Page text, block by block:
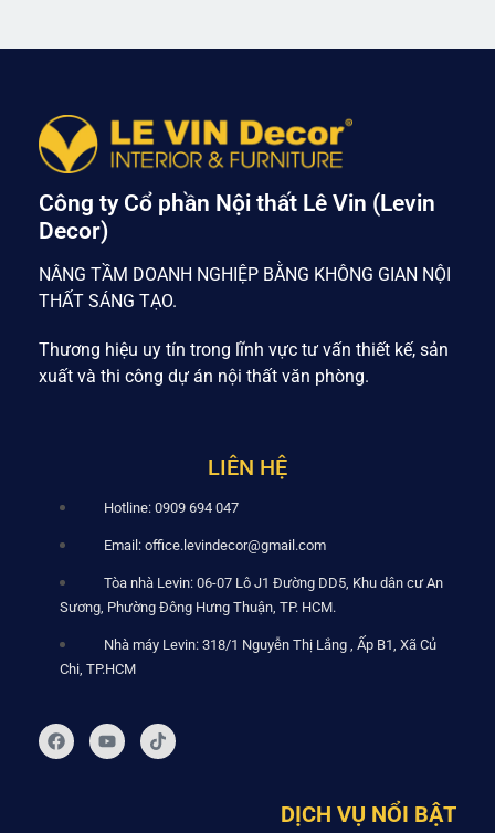
Công ty Cổ phần Nội thất Lê Vin (Levin
Decor)
NÂNG TẦM DOANH NGHIỆP BẰNG KHÔNG GIAN NỘI
THẤT SÁNG TẠO.
Thương hiệu uy tín trong lĩnh vực tư vấn thiết kế, sản
xuất và thi công dự án nội thất văn phòng.
LIÊN HỆ
Hotline: 0909 694 047
Email: office.levindecor@gmail.com
Tòa nhà Levin: 06-07 Lô J1 Đường DD5, Khu dân cư An
Sương, Phường Đông Hưng Thuận, TP. HCM.
Nhà máy Levin: 318/1 Nguyễn Thị Lắng , Ấp B1, Xã Củ
Chi, TP.HCM
DỊCH VỤ NỔI BẬT